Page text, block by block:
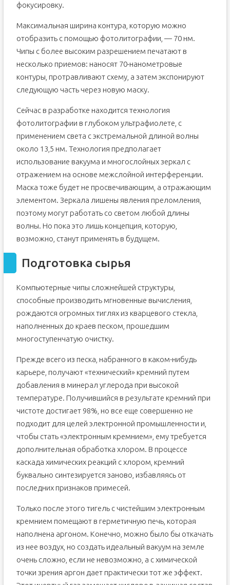
фокусировку.
Максимальная ширина контура, которую можно
отобразить с помощью фотолитографии, — 70 нм.
Чипы с более высоким разрешением печатают в
несколько приемов: наносят 70-нанометровые
контуры, протравливают схему, а затем экспонируют
следующую часть через новую маску.
Сейчас в разработке находится технология
фотолитографии в глубоком ультрафиолете, с
применением света с экстремальной длиной волны
около 13,5 нм. Технология предполагает
использование вакуума и многослойных зеркал с
отражением на основе межслойной интерференции.
Маска тоже будет не просвечивающим, а отражающим
элементом. Зеркала лишены явления преломления,
поэтому могут работать со светом любой длины
волны. Но пока это лишь концепция, которую,
возможно, станут применять в будущем.
Подготовка сырья
Компьютерные чипы сложнейшей структуры,
способные производить мгновенные вычисления,
рождаются огромных тиглях из кварцевого стекла,
наполненных до краев песком, прошедшим
многоступенчатую очистку.
Прежде всего из песка, набранного в каком-нибудь
карьере, получают «технический» кремний путем
добавления в минерал углерода при высокой
температуре. Получившийся в результате кремний при
чистоте достигает 98%, но все еще совершенно не
подходит для целей электронной промышленности и,
чтобы стать «электронным кремнием», ему требуется
дополнительная обработка хлором. В процессе
каскада химических реакций с хлором, кремний
буквально синтезируется заново, избавляясь от
последних признаков примесей.
Только после этого тигель с чистейшим электронным
кремнием помещают в герметичную печь, которая
наполнена аргоном. Конечно, можно было бы откачать
из нее воздух, но создать идеальный вакуум на земле
очень сложно, если не невозможно, а с химической
точки зрения аргон дает практически тот же эффект.